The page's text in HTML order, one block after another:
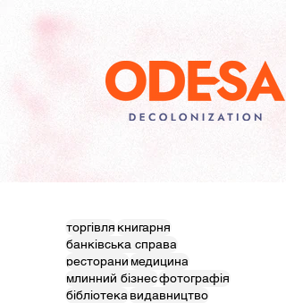
торгівля книгарня
банківська справа
ресторанимедицина
млинний бізнесфотографія
бібліотека видавництво